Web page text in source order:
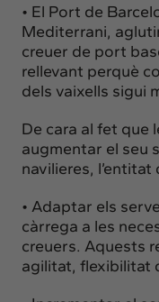
• El Port de
Mediterrani,
creuer de port
rellevant perquè
dels vaixells sigui
De cara al fet que
augmentar el seu
navilieres,
• Adaptar els
càrrega a les
creuers. Aquests
agilitat, flexibilitat